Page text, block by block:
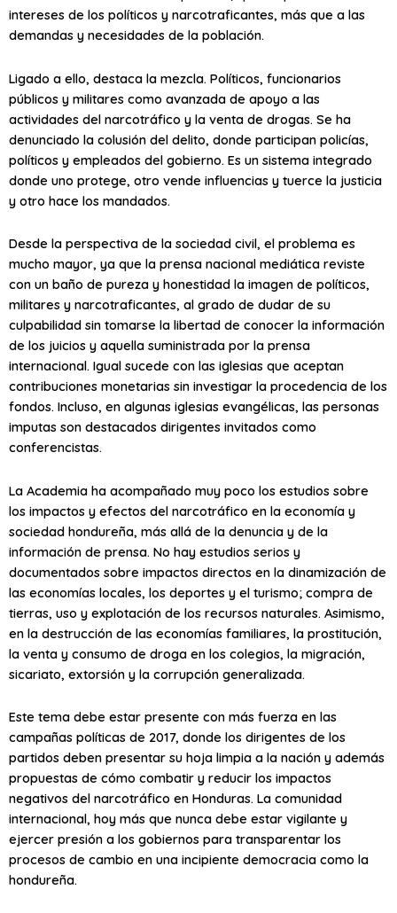
intereses de los políticos y narcotraficantes, más que a las
demandas y necesidades de la población.
Ligado a ello, destaca la mezcla. Políticos, funcionarios
públicos y militares como avanzada de apoyo a las
actividades del narcotráfico y la venta de drogas. Se ha
denunciado la colusión del delito, donde participan policías,
políticos y empleados del gobierno. Es un sistema integrado
donde uno protege, otro vende influencias y tuerce la justicia
y otro hace los mandados.
Desde la perspectiva de la sociedad civil, el problema es
mucho mayor, ya que la prensa nacional mediática reviste
con un baño de pureza y honestidad la imagen de políticos,
militares y narcotraficantes, al grado de dudar de su
culpabilidad sin tomarse la libertad de conocer la información
de los juicios y aquella suministrada por la prensa
internacional. Igual sucede con las iglesias que aceptan
contribuciones monetarias sin investigar la procedencia de los
fondos. Incluso, en algunas iglesias evangélicas, las personas
imputas son destacados dirigentes invitados como
conferencistas.
La Academia ha acompañado muy poco los estudios sobre
los impactos y efectos del narcotráfico en la economía y
sociedad hondureña, más allá de la denuncia y de la
información de prensa. No hay estudios serios y
documentados sobre impactos directos en la dinamización de
las economías locales, los deportes y el turismo; compra de
tierras, uso y explotación de los recursos naturales. Asimismo,
en la destrucción de las economías familiares, la prostitución,
la venta y consumo de droga en los colegios, la migración,
sicariato, extorsión y la corrupción generalizada.
Este tema debe estar presente con más fuerza en las
campañas políticas de 2017, donde los dirigentes de los
partidos deben presentar su hoja limpia a la nación y además
propuestas de cómo combatir y reducir los impactos
negativos del narcotráfico en Honduras. La comunidad
internacional, hoy más que nunca debe estar vigilante y
ejercer presión a los gobiernos para transparentar los
procesos de cambio en una incipiente democracia como la
hondureña.